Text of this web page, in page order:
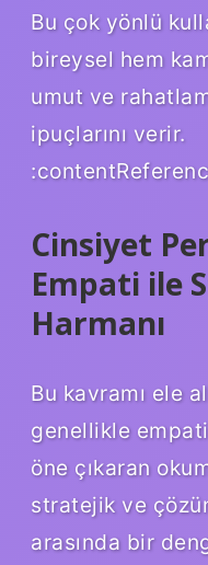
Bu çok yönlü
bireysel hem
umut ve
ipuçlarını verir.
Cinsiyet
Empati ile
Harmanı
Bu kavramı ele
genellikle
öne çıkaran
stratejik ve
arasında bir